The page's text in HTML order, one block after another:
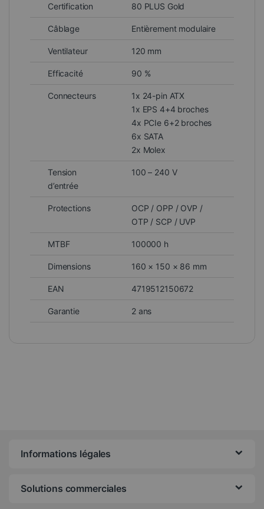
Certification 80 PLUS Gold
Câblage Entièrement modulaire
Ventilateur 120 mm
Efficacité 90 %
Connecteurs
1x 24-pin ATX
1x EPS 4+4 broches
4x PCIe 6+2 broches
6x SATA
2x Molex
Tension
d’entrée
100 – 240 V
Protections
OCP / OPP / OVP /
OTP / SCP / UVP
MTBF 100000 h
Dimensions 160 × 150 × 86 mm
EAN 4719512150672
Garantie 2 ans
Informations légales
Solutions commerciales